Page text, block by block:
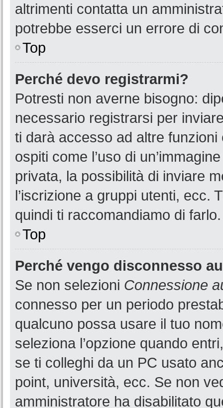
altrimenti contatta un
potrebbe esserci un errore di
Top
Perché devo registrarmi?
Potresti non averne bisogno:
necessario registrarsi per
ti darà accesso ad altre
ospiti come l’uso di
privata, la possibilità di inviare
l’iscrizione a gruppi utenti, ecc.
quindi ti raccomandiamo di farlo.
Top
Perché vengo disconnesso
Se non selezioni Connessione
connesso per un periodo
qualcuno possa usare il tuo
seleziona l’opzione quando
se ti colleghi da un PC usato
point, università, ecc. Se non
amministratore ha disabilitato